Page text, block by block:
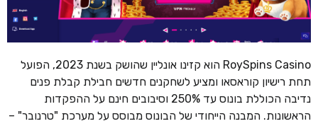
RoySpins Casino הוא קזינו אונליין שהושק בשנת 2023, הפועל
תחת רישיון קוראסאו ומציע לשחקנים חדשים חבילת קבלת פנים
נדיבה הכוללת בונוס עד 250% וסיבובים חינם על ההפקדות
הראשונות. המבנה הייחודי של הבונוס מבוסס על מערכת "טרנובר" –